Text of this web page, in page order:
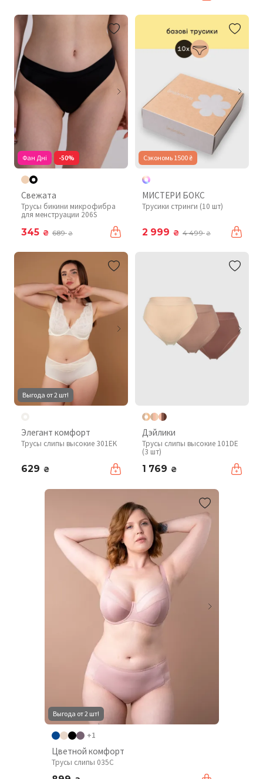
Фан Дні -50%
Свежата
Трусы бикини микрофибра
для менструации 206S
345 ₴ 689₴
Сэкономь 1500 ₴
МИСТЕРИ БОКС
Трусики стринги (10 шт)
2 999 ₴ 4 499₴
Выгода от 2 шт!
Элегант комфорт
Трусы слипы высокие 301EK
629 ₴
Дэйлики
Трусы слипы высокие 101DE
(3 шт)
1 769 ₴
Выгода от 2 шт!
+1
Цветной комфорт
Трусы слипы 035C